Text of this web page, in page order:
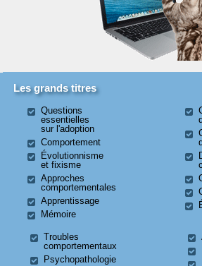
Les grands titres
Questions
essentielles
sur l'adoption
Comportement
Évolutionnisme
et fixisme
Approches
comportementales
Apprentissage
Mémoire
Troubles
comportementaux
Psychopathologie